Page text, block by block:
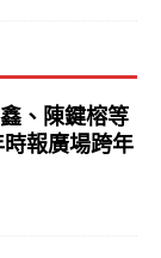
、陳鍵榕等
報廣場跨年